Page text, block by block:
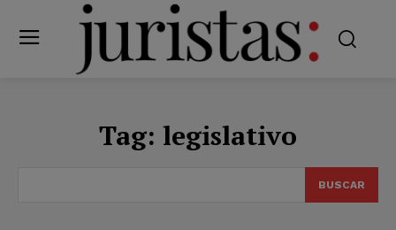
Tag: legislativo
BUSCAR